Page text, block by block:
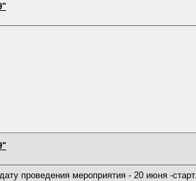
проведения мероприятия - 20 июня -старт.